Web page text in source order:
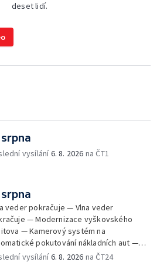
deset lidí.
vysílání6. 8. 2026 na ČT1
veder pokračuje — Vlna veder
— Modernizace vyškovského
— Kamerový systém na
pokutování nákladních aut —
vyhořelé budovy ve Zlíně — Případ
vysílání6. 8. 2026 na ČT24